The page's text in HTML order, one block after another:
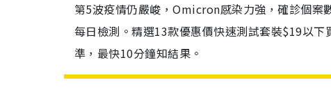
第5波疫情仍嚴峻，Omicron感染力強，確診個案
每日檢測。精選13款優惠價快速測試套裝$19以
準，最快10分鐘知結果。